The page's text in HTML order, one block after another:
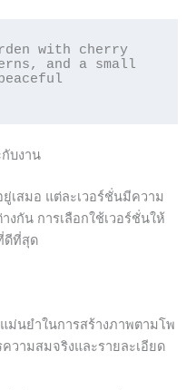
with cherry
and a small
บงาน
เสมอ แต่ละเวอร์ชั่นมีความ
กัน การเลือกใช้เวอร์ชั่นให้
ดีที่สุด
ม่นยำในการสร้างภาพตามโพ
วามสมจริงและรายละเอียด